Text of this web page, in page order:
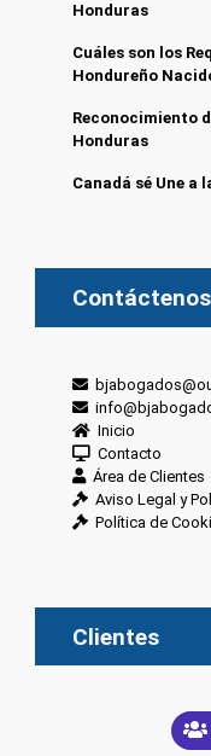
Honduras
Cuáles son los
Hondureño
Reconocimiento
Honduras
Canadá sé Une a
Contáctenos
Inicio
Contacto
Área de Clientes
Aviso Legal y
Política de
Clientes